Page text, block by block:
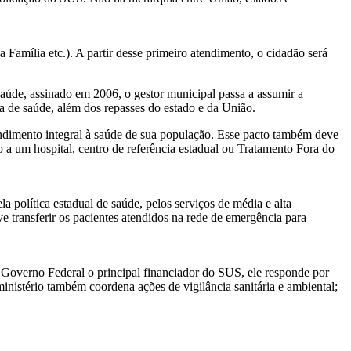
Família etc.). A partir desse primeiro atendimento, o cidadão será
assinado em 2006, o gestor municipal passa a assumir a
saúde, além dos repasses do estado e da União.
integral à saúde de sua população. Esse pacto também deve
um hospital, centro de referência estadual ou Tratamento Fora do
política estadual de saúde, pelos serviços de média e alta
transferir os pacientes atendidos na rede de emergência para
Federal o principal financiador do SUS, ele responde por
também coordena ações de vigilância sanitária e ambiental;